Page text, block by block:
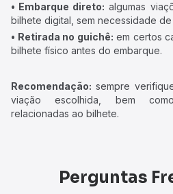
• Embarque direto: algumas
bilhete digital, sem necessidade
• Retirada no guichê: em certos
bilhete físico antes do embarque.
Recomendação: sempre
viação escolhida, bem
relacionadas ao bilhete.
Perguntas